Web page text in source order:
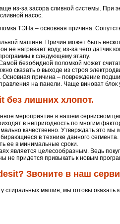
из-за засора сливной системы. При
насос.
ТЭНа – основная причина.
машине. Причин может быть
нагревает воду, из-за чего датчик
к следующему этапу.
безобидной поломкой может
сказать о выходе из строя
причина – повреждение
на панели. Чаще виноват блок
без лишних хлопот.
мероприятие в нашем сервисном
в непригодность по многим
качественно. Утверждать это мы
в технике данного сегмента.
ее в минимальные сроки.
является целесообразным. Ведь
придется привыкать к новым
Звоните в наш
машин, мы готовы оказать